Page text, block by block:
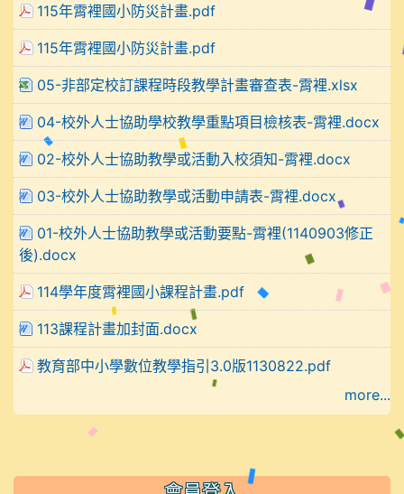
115年霄裡國小防災計畫.pdf
115年霄裡國小防災計畫.pdf
05-非部定校訂課程時段教學計畫審查表-霄裡.xlsx
04-校外人士協助學校教學重點項目檢核表-霄裡.docx
02-校外人士協助教學或活動入校須知-霄裡.docx
03-校外人士協助教學或活動申請表-霄裡.docx
01-校外人士協助教學或活動要點-霄裡(1140903修正
後).docx
114學年度霄裡國小課程計畫.pdf
113課程計畫加封面.docx
教育部中小學數位教學指引3.0版1130822.pdf
more...